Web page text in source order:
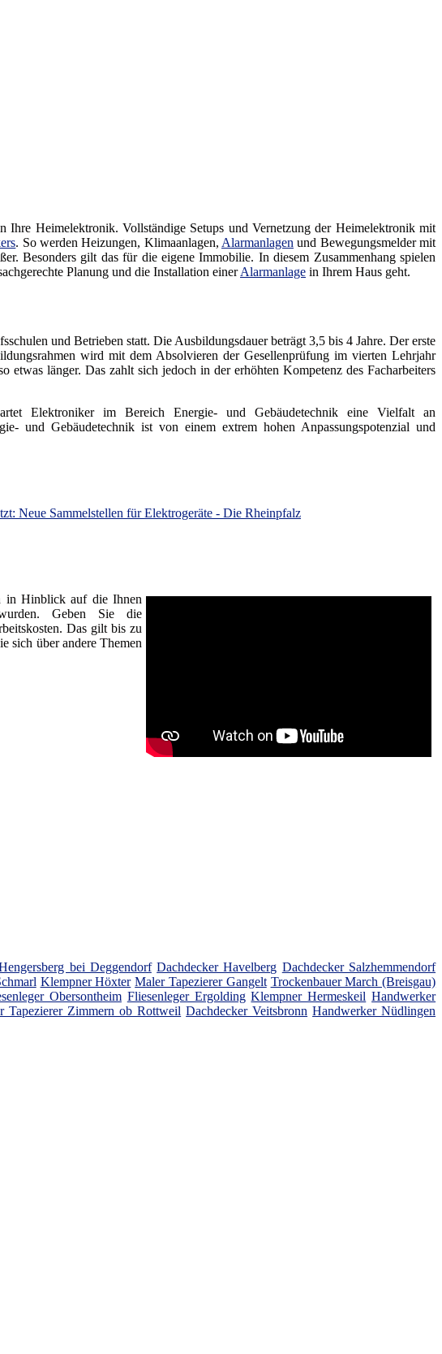
Heimelektronik. Vollständige Setups und Vernetzung der Heimelektronik mit
. So werden Heizungen, Klimaanlagen, Alarmanlagen und Bewegungsmelder mit
Besonders gilt das für die eigene Immobilie. In diesem Zusammenhang spielen
Planung und die Installation einerAlarmanlage in Ihrem Haus geht.
und Betrieben statt. Die Ausbildungsdauer beträgt 3,5 bis 4 Jahre. Der erste
wird mit dem Absolvieren der Gesellenprüfung im vierten Lehrjahr
länger. Das zahlt sich jedoch in der erhöhten Kompetenz des Facharbeiters
Elektroniker im Bereich Energie- und Gebäudetechnik eine Vielfalt an
und Gebäudetechnik ist von einem extrem hohen Anpassungspotenzial und
Neue Sam­mel­stel­len für Elek­tro­ge­rä­te - Die Rheinpfalz
in Hinblick auf die Ihnen
Geben Sie die
Das gilt bis zu
sich über andere Themen
bei Deggendorf Dachdecker Havelberg Dachdecker Salzhemmendorf
Klempner Höxter Maler Tapezierer Gangelt Trockenbauer March (Breisgau)
Obersontheim Fliesenleger Ergolding Klempner Hermeskeil Handwerker
Tapezierer Zimmern ob Rottweil Dachdecker Veitsbronn Handwerker Nüdlingen